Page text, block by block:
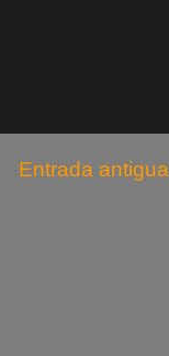
Entrada antigua